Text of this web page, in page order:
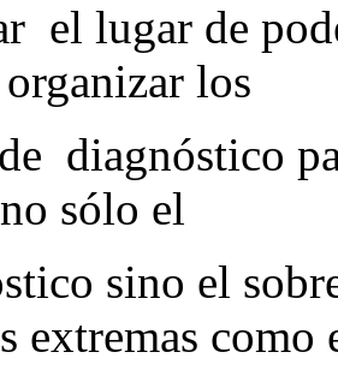
el lugar de
los
diagnóstico
sólo el
sino el
extremas como